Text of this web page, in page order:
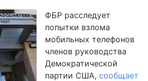
ФБР расследует
попытки взлома
мобильных телефонов
членов руководства
Демократической
партии США, сообщает